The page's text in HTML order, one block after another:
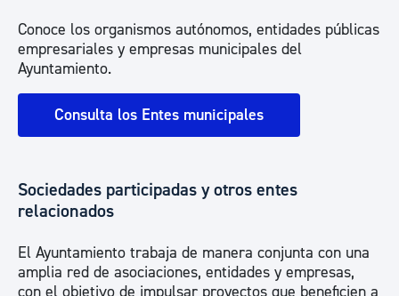
Conoce los organismos autónomos, entidades públicas
empresariales y empresas municipales del
Ayuntamiento.
Consulta los Entes municipales
Sociedades participadas y otros entes
relacionados
El Ayuntamiento trabaja de manera conjunta con una
amplia red de asociaciones, entidades y empresas,